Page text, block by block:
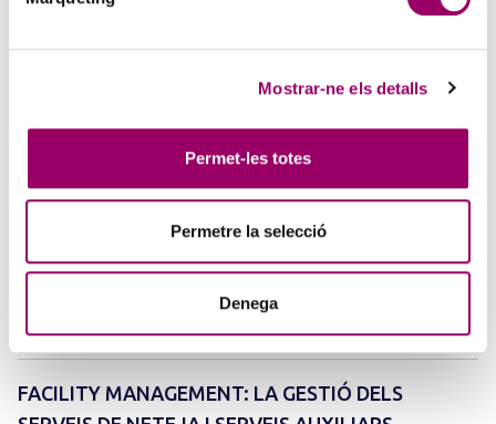
Mostrar-ne els detalls
Permet-les totes
Permetre la selecció
Denega
la Comissió d’Acció Social del Col·legi. Si t’agrada expressar-te a
través de l’art i vols compartir la teva…
ANAR A LA NOTÍCIA
FACILITY MANAGEMENT: LA GESTIÓ DELS